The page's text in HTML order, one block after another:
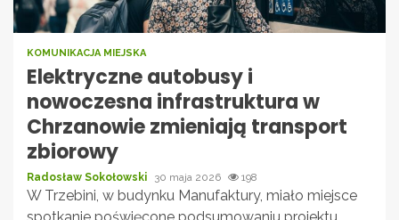
KOMUNIKACJA MIEJSKA
Elektryczne autobusy i
nowoczesna infrastruktura w
Chrzanowie zmieniają transport
zbiorowy
Radosław Sokołowski 30 maja 2026 198
W Trzebini, w budynku Manufaktury, miało miejsce